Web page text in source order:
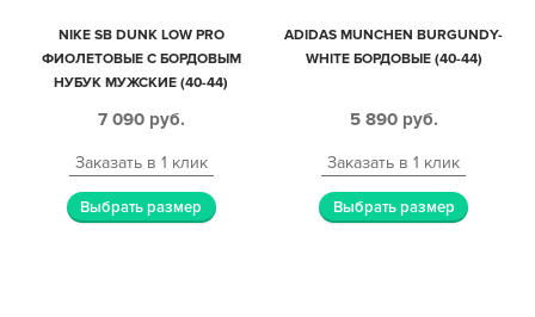
NIKE SB DUNK LOW PRO
ФИОЛЕТОВЫЕ С БОРДОВЫМ
НУБУК МУЖСКИЕ (40-44)
7 090 руб.
Заказать в 1 клик
Выбрать размер
ADIDAS MUNCHEN BURGUNDY-
WHITE БОРДОВЫЕ (40-44)
5 890 руб.
Заказать в 1 клик
Выбрать размер